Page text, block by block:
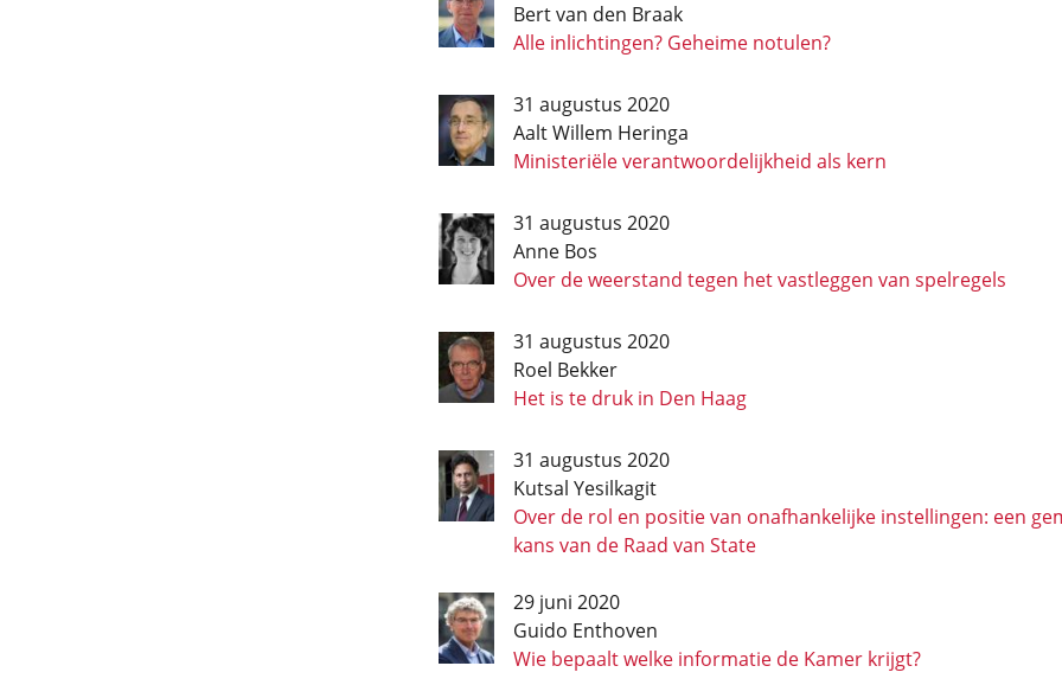
Bert van den Braak
Alle inlichtingen? Geheime notulen?
31 augustus 2020
Aalt Willem Heringa
Ministeriële verantwoordelijkheid als kern
31 augustus 2020
Anne Bos
Over de weerstand tegen het vastleggen van spelregels
31 augustus 2020
Roel Bekker
Het is te druk in Den Haag
31 augustus 2020
Kutsal Yesilkagit
Over de rol en positie van onafhankelijke instellingen: een
kans van de Raad van State
29 juni 2020
Guido Enthoven
Wie bepaalt welke informatie de Kamer krijgt?